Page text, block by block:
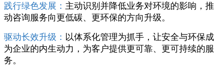
践行绿色发展： 主动识别并降低业务对环境的影响，推
动咨询服务向更低碳、更环保的方向升级。
驱动长效升级： 以体系化管理为抓手，让安全与环保成
为企业的内生动力，为客户提供更可靠、更可持续的服
务。